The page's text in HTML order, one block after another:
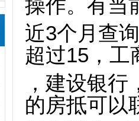
操作。有当
近3个月查
超过15，工
，建设银
的房抵可以